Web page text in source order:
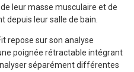
leur masse musculaire et de
depuis leur salle de bain.
repose sur son analyse
poignée rétractable intégrant
séparément différentes